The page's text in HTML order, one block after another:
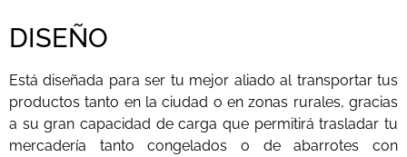
DISEÑO
Está diseñada para ser tu mejor aliado al transportar tus
productos tanto en la ciudad o en zonas rurales, gracias
a su gran capacidad de carga que permitirá trasladar tu
mercadería tanto congelados o de abarrotes con